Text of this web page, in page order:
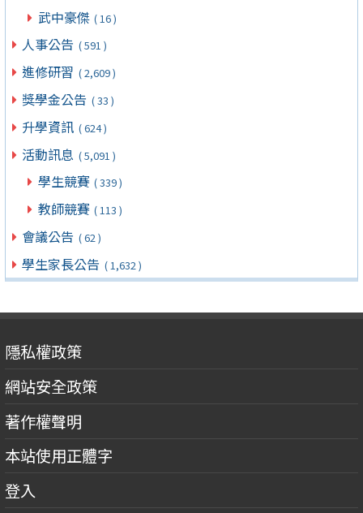
武中豪傑 ( 16 )
人事公告 ( 591 )
進修研習 ( 2,609 )
獎學金公告 ( 33 )
升學資訊 ( 624 )
活動訊息 ( 5,091 )
學生競賽 ( 339 )
教師競賽 ( 113 )
會議公告 ( 62 )
學生家長公告 ( 1,632 )
隱私權政策
網站安全政策
著作權聲明
本站使用正體字
登入